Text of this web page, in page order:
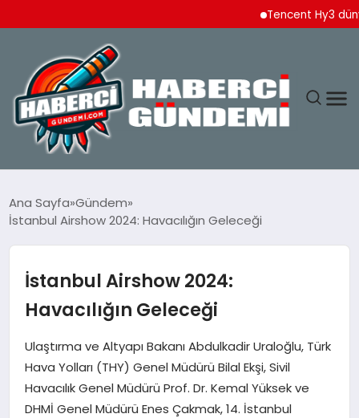
Tencent Hy3 dünya
SPOR
EKONOMI
DÜNYA
MAGAZIN
Ana Sayfa Gündem
İstanbul Airshow 2024: Havacılığın Geleceği
İstanbul Airshow 2024:
Havacılığın Geleceği
Ulaştırma ve Altyapı Bakanı Abdulkadir Uraloğlu, Türk
Hava Yolları (THY) Genel Müdürü Bilal Ekşi, Sivil
Havacılık Genel Müdürü Prof. Dr. Kemal Yüksek ve
DHMİ Genel Müdürü Enes Çakmak, 14. İstanbul